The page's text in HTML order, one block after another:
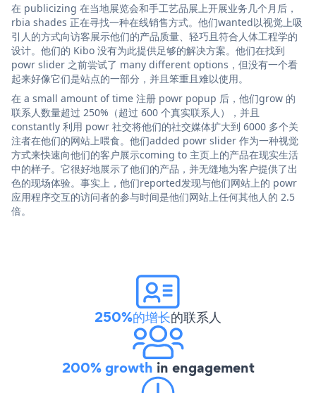
在 publicizing 在当地展览会和手工艺品展上开展业务几个月后，
rbia shades 正在寻找一种在线销售方式。他们wanted以视觉上吸
引人的方式向访客展示他们的产品质量、轻巧且符合人体工程学的
设计。他们的 Kibo 没有为此提供足够的解决方案。他们在找到
powr slider 之前尝试了 many different options，但没有一个看
起来好像它们是站点的一部分，并且笨重且难以使用。
在 a small amount of time 注册 powr popup 后，他们grow 的
联系人数量超过 250%（超过 600 个真实联系人），并且
constantly 利用 powr 社交将他们的社交媒体扩大到 6000 多个关
注者在他们的网站上喂食。他们added powr slider 作为一种视觉
方式来快速向他们的客户展示coming to 主页上的产品在现实生活
中的样子。它很好地展示了他们的产品，并无缝地为客户提供了出
色的现场体验。事实上，他们reported发现与他们网站上的 powr
应用程序交互的访问者的参与时间是他们网站上任何其他人的 2.5
倍。
250%的增长的联系人
200% growth in engagement